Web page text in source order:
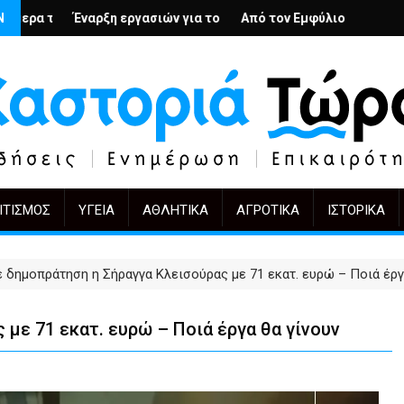
– Ο Άρμιν Βέγκνερ απέναντι στη λήθη
για το Κέντρο Ημέρας Ολικής Φροντίδας στην Καστοριά
Από τον Εμφύλιο στην Πόλωση: το ίδιο έργο,
KIFF 51: Η εικόνα
ΥΓΕΊΑ ΑΘΛΗΤΙΚΆ ΑΓΡΟΤΙΚΆ ΙΣΤΟΡΙΚΆ
δημοπράτηση η Σήραγγα Κλεισούρας με 71 εκατ. ευρώ – Ποιά
71 εκατ. ευρώ – Ποιά έργα θα γίνουν